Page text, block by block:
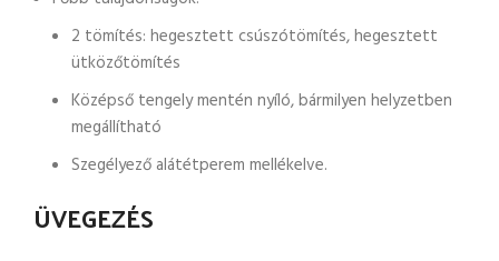
2 tömítés: hegesztett csúszótömítés, hegesztett
ütközőtömítés
Középső tengely mentén nyíló, bármilyen helyzetben
megállítható
Szegélyező alátétperem mellékelve.
ÜVEGEZÉS